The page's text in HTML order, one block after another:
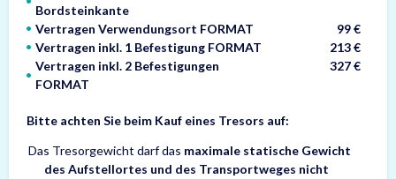
Bordsteinkante
Vertragen Verwendungsort FORMAT
99 €
Vertragen inkl. 1 Befestigung FORMAT
213 €
Vertragen inkl. 2 Befestigungen
FORMAT
327 €
Bitte achten Sie beim Kauf eines Tresors auf:
Das Tresorgewicht darf das maximale statische Gewicht
des Aufstellortes und des Transportweges nicht